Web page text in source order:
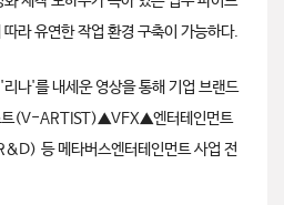
라 유연한 작업 환경 구축이 가능하다.
나'를 내세운 영상을 통해 기업 브랜드
트(V-ARTIST)▲VFX▲엔터테인먼트
등 메타버스엔터테인먼트 사업 전